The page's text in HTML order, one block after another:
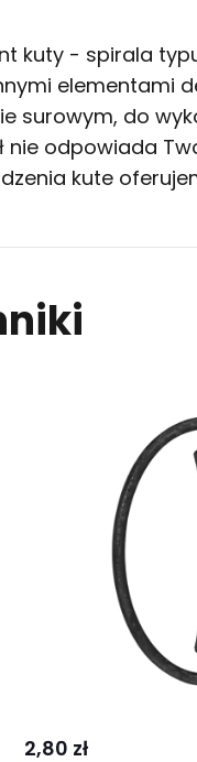
kuty - spirala
elementami
surowym, do
nie odpowiada
kute
2,80 zł